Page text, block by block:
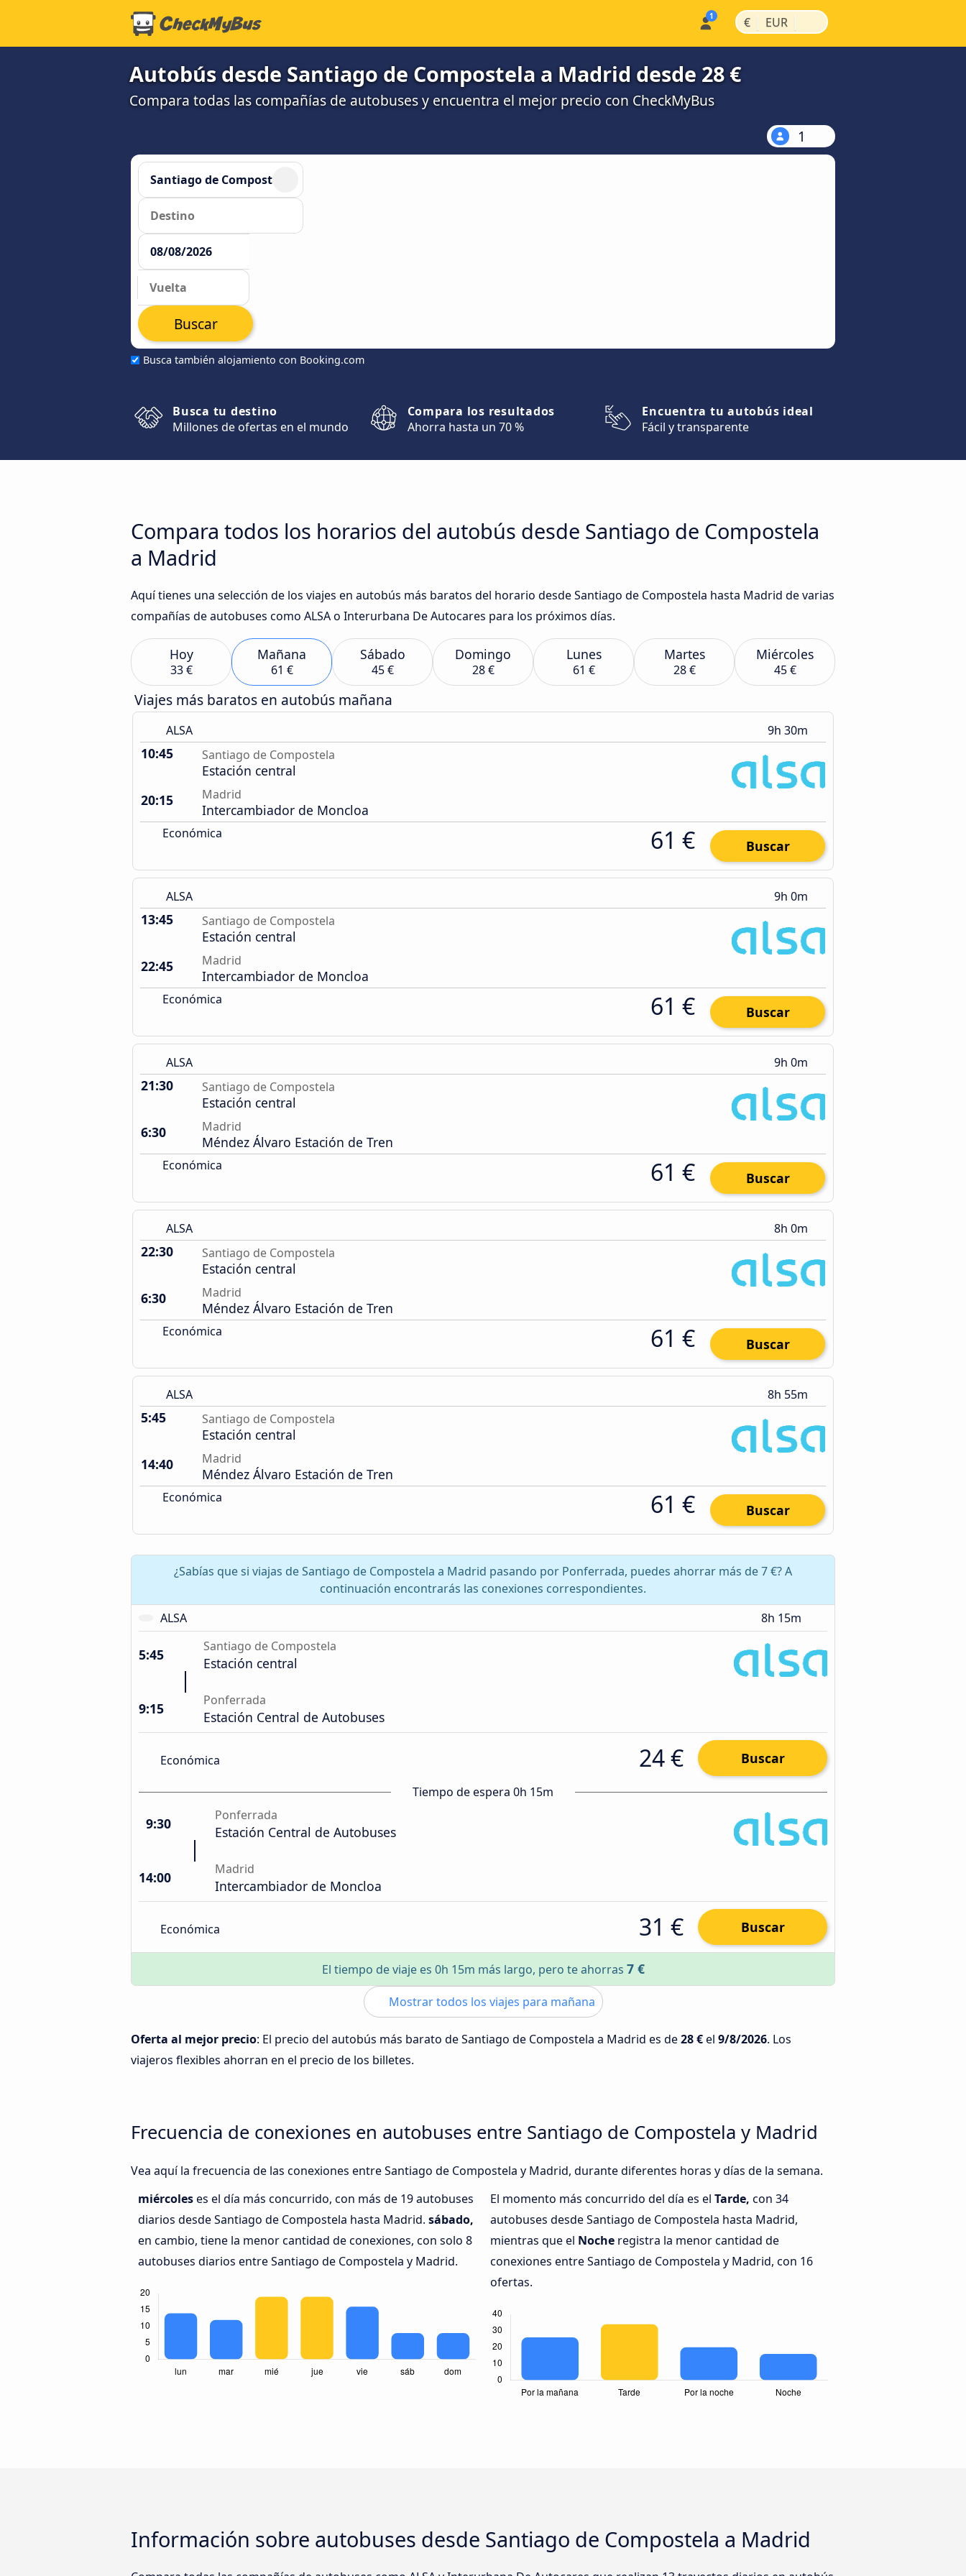
€ | EUR |
Autobús desde Santiago de Compostela a Madrid desde 28 €
Compara todas las compañías de autobuses y encuentra el mejor precio con CheckMyBus
1
Busca también alojamiento con Booking.com
Buscar
Busca tu destino
Millones de ofertas en el mundo
Compara los resultados
Ahorra hasta un 70 %
Encuentra tu autobús ideal
Fácil y transparente
Compara todos los horarios del autobús desde Santiago de Compostela
a Madrid
Aquí tienes una selección de los viajes en autobús más baratos del horario desde Santiago de Compostela hasta Madrid de varias
compañías de autobuses como ALSA o Interurbana De Autocares para los próximos días.
Hoy
33 €
Mañana
61 €
Sábado
45 €
Domingo
28 €
Lunes
61 €
Martes
28 €
Miércoles
45 €
Viajes más baratos en autobús mañana
ALSA 9h 30m
10:45 Santiago de Compostela
Estación central
20:15
Madrid
Intercambiador de Moncloa
Económica 61 € Buscar
ALSA 9h 0m
13:45 Santiago de Compostela
Estación central
22:45
Madrid
Intercambiador de Moncloa
Económica 61 € Buscar
ALSA 9h 0m
21:30 Santiago de Compostela
Estación central
6:30
Madrid
Méndez Álvaro Estación de Tren
Económica 61 € Buscar
ALSA 8h 0m
22:30 Santiago de Compostela
Estación central
6:30
Madrid
Méndez Álvaro Estación de Tren
Económica 61 € Buscar
ALSA 8h 55m
5:45 Santiago de Compostela
Estación central
14:40
Madrid
Méndez Álvaro Estación de Tren
Económica 61 € Buscar
¿Sabías que si viajas de Santiago de Compostela a Madrid pasando por Ponferrada, puedes ahorrar más de 7 €? A
continuación encontrarás las conexiones correspondientes.
ALSA
8h 15m
5:45 Santiago de Compostela
Estación central
9:15 Ponferrada
Estación Central de Autobuses
Económica 24 € Buscar
Tiempo de espera 0h 15m
9:30 Ponferrada
Estación Central de Autobuses
14:00 Madrid
Intercambiador de Moncloa
Económica 31 € Buscar
El tiempo de viaje es 0h 15m más largo, pero te ahorras 7 €
Mostrar todos los viajes para mañana
Oferta al mejor precio: El precio del autobús más barato de Santiago de Compostela a Madrid es de28 €el 9/8/2026. Los
viajeros flexibles ahorran en el precio de los billetes.
Frecuencia de conexiones en autobuses entre Santiago de Compostela y Madrid
Vea aquí la frecuencia de las conexiones entre Santiago de Compostela y Madrid, durante diferentes horas y días de la semana.
miércoleses el día más concurrido, con más de 19 autobuses
diarios desde Santiago de Compostela hasta Madrid. sábado,
en cambio, tiene la menor cantidad de conexiones, con solo 8
autobuses diarios entre Santiago de Compostela y Madrid.
El momento más concurrido del día es el Tarde, con 34
autobuses desde Santiago de Compostela hasta Madrid,
mientras que el Noche registra la menor cantidad de
conexiones entre Santiago de Compostela y Madrid, con 16
ofertas.
Información sobre autobuses desde Santiago de Compostela a Madrid